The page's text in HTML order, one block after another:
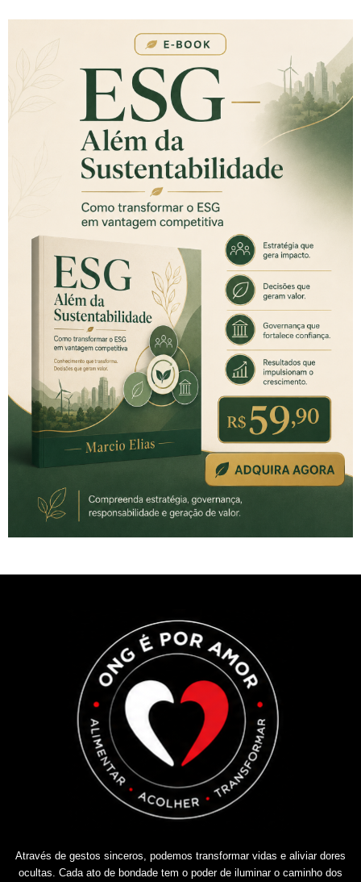
Através de gestos sinceros, podemos transformar vidas e aliviar dores
ocultas. Cada ato de bondade tem o poder de iluminar o caminho dos